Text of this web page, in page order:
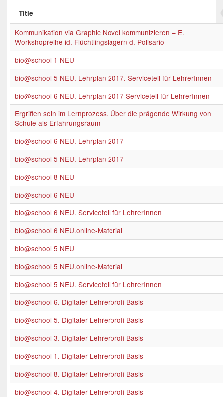
Title
Kommunikation via Graphic Novel kommunizieren – E.
Workshopreihe id. Flüchtlingslagern d. Polisario
bio@school 1 NEU
bio@school 5 NEU. Lehrplan 2017. Serviceteil für LehrerInnen
bio@school 6 NEU. Lehrplan 2017 Serviceteil für LehrerInnen
Ergriffen sein im Lernprozess. Über die prägende Wirkung von
Schule als Erfahrungsraum
bio@school 6 NEU. Lehrplan 2017
bio@school 5 NEU. Lehrplan 2017
bio@school 8 NEU
bio@school 6 NEU
bio@school 6 NEU. Serviceteil für LehrerInnen
bio@school 6 NEU.online-Material
bio@school 5 NEU
bio@school 5 NEU.online-Material
bio@school 5 NEU. Serviceteil für LehrerInnen
bio@school 6. Digitaler Lehrerprofi Basis
bio@school 5. Digitaler Lehrerprofi Basis
bio@school 3. Digitaler Lehrerprofi Basis
bio@school 1. Digitaler Lehrerprofi Basis
bio@school 8. Digitaler Lehrerprofi Basis
bio@school 4. Digitaler Lehrerprofi Basis